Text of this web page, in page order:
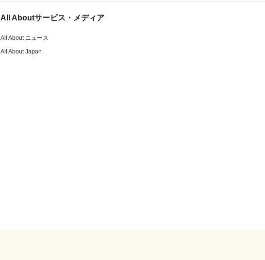
All Aboutサービス・メディア
All About ニュース
All About Japan